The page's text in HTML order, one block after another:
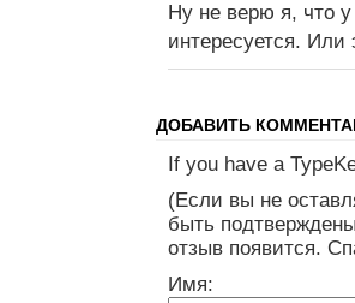
Ну не верю я, что
интересуется.
ДОБАВИТЬ
If you have a
(Если вы не
быть
отзыв появится.
Имя: